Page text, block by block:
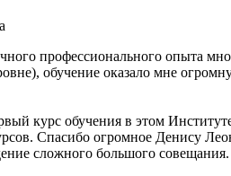
профессионального опыта
обучение оказало мне
курс обучения в этом
Спасибо огромное Денису
сложного большого